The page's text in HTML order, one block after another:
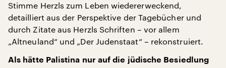
Stimme Herzls zum Leben wiedererweckend,
detailliert aus der Perspektive der Tagebücher und
durch Zitate aus Herzls Schriften – vor allem
„Altneuland“ und „Der Judenstaat“ – rekonstruiert.
Als hätte Palistina nur auf die jüdische Besiedlung